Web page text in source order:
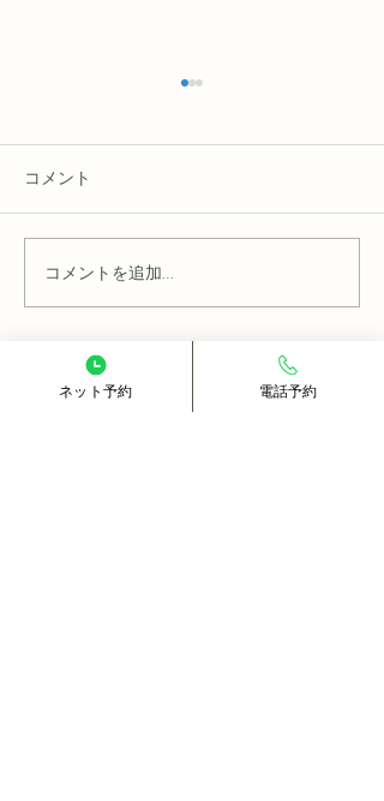
デスクワーク疲れを癒す
習慣
コメント
コメントを追加…
ネット予約 電話予約